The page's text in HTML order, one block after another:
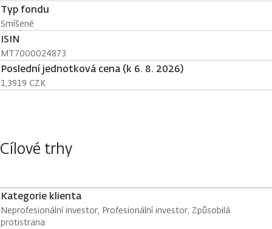
Typ fondu
Smíšené
ISIN
MT7000024873
Poslední jednotková cena (k 6. 8. 2026)
1,3919 CZK
Cílové trhy
Kategorie klienta
Neprofesionální investor, Profesionální investor, Způsobilá
protistrana